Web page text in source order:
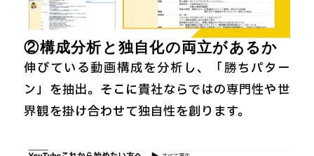
②構成分析と独自化の両立があるか
伸びている動画構成を分析し、「勝ちパター
ン」を抽出。そこに貴社ならではの専門性や世
界観を掛け合わせて独自性を創ります。